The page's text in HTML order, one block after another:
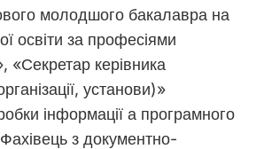
молодшого бакалавра на
освіти за професіями
«Секретар керівника
установи)»
інформації а програмного
з документно-